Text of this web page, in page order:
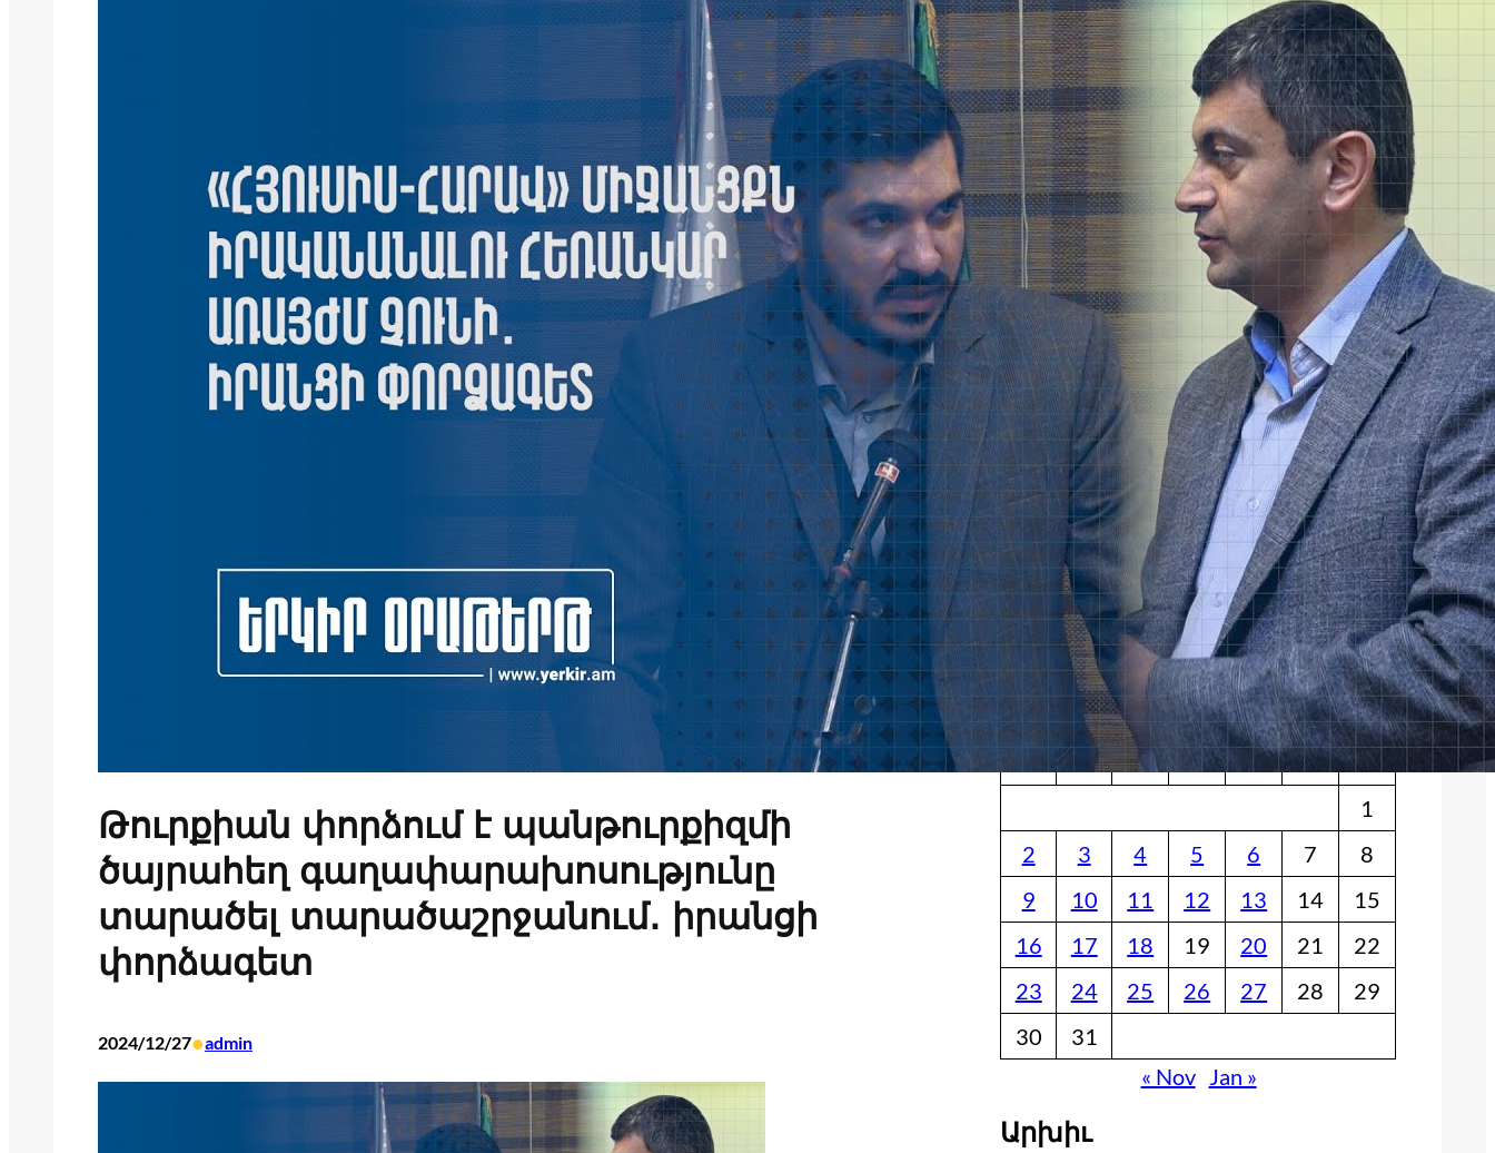
Թուրքիան փորձում է պանթուրքիզմի
ծայրահեղ գաղափարախոսությունը
տարածել տարածաշրջանում․ իրանցի
փորձագետ
2024/12/27•admin
Խարբերդում, բրոնզե դարի
տաճարի ներսում 5000
տարեկան սրբազան օջախներ և
խորաններ են հայտնաբերվել
2026/08/06
«Օղակ» գործողության
նախերգանքը. Արցախի
հյուսիսային դարպասի՝ Գետաշենի և
Մարտունաշենի անկումը*
2026/08/06
Թուրք և հայ մամուլի
ներկայացուցիչների
հանդիպումը Հրեշտակների տանը
2026/08/06
Հետեւեցէ՛ք մեզի
Facebook X
Օրացոյց
December 2024
W T S
S
1
2
3 4 5 6 7
8
9
10 11 12 13 14
15
16
17 18 19 20 21
22
23
24 25 26 27 28
29
30
31
« Nov
Jan »
Արխիւ